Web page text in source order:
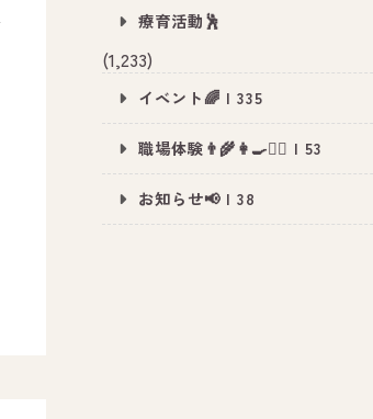
療育活動🕺
(1,233)
イベント🌈 | 335
職場体験👨‍🌾👩‍🍳👮‍♂️ | 53
お知らせ📢 | 38